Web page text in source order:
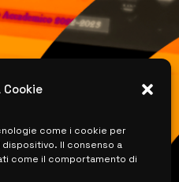
come i cookie per
Il consenso a
come il comportamento di